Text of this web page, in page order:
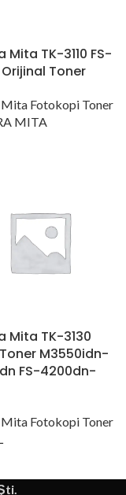
Mita TK-3110 FS-
Toner
Fotokopi Toner
MITA
Mita TK-3130
M3550idn-
FS-4200dn-
Fotokopi Toner